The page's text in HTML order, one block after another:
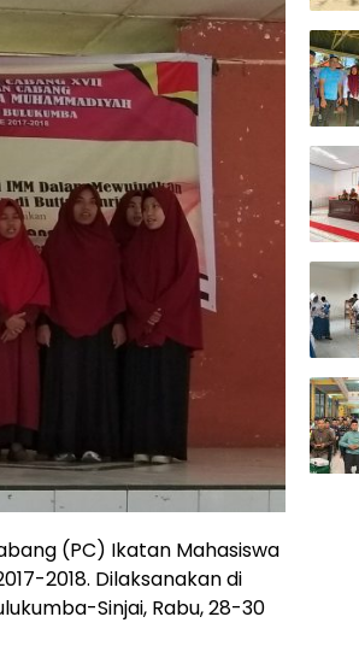
(PC) Ikatan Mahasiswa
2018. Dilaksanakan di
Sinjai, Rabu, 28-30